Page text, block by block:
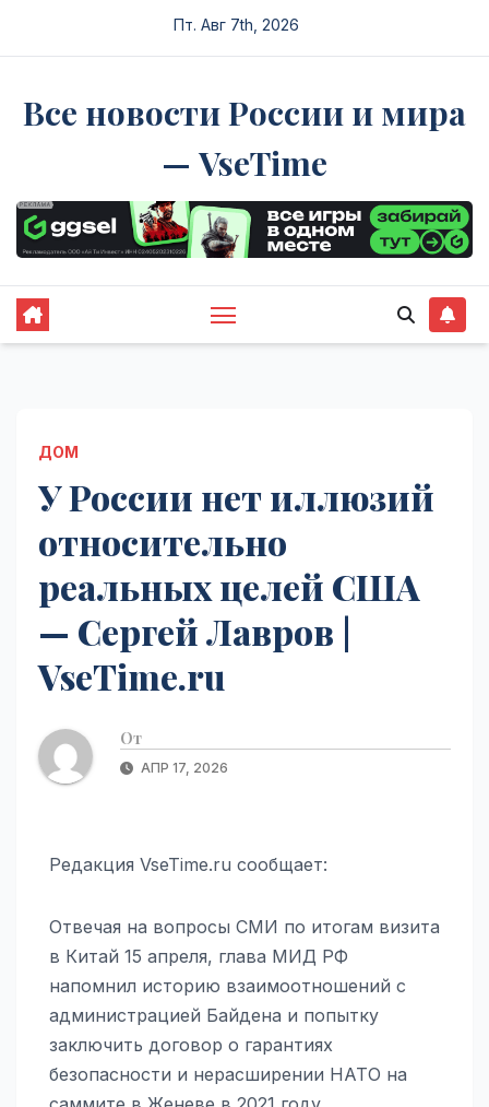
Пт. Авг 7th, 2026
Все новости России и мира
— VseTime
ДОМ
У России нет иллюзий
относительно
реальных целей США
— Сергей Лавров |
VseTime.ru
От
АПР 17, 2026
Редакция VseTime.ru сообщает:
Отвечая на вопросы СМИ по итогам визита
в Китай 15 апреля, глава МИД РФ
напомнил историю взаимоотношений с
администрацией Байдена и попытку
заключить договор о гарантиях
безопасности и нерасширении НАТО на